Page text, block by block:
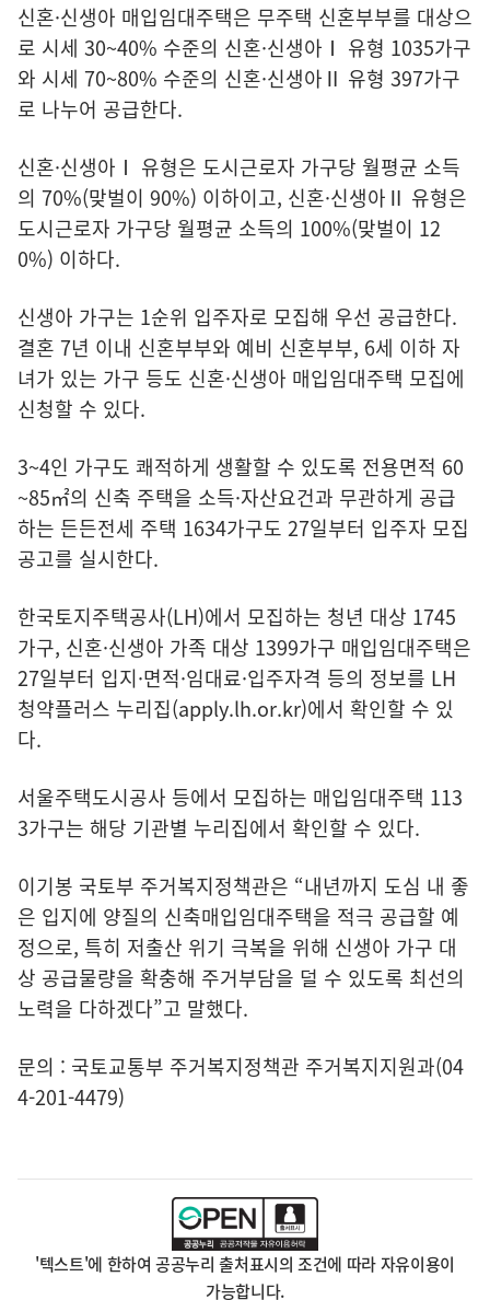
신혼·신생아 매입임대주택은 무주택 신혼부부를 대상으
로 시세 30~40% 수준의 신혼·신생아Ⅰ 유형 1035가구
와 시세 70~80% 수준의 신혼·신생아Ⅱ 유형 397가구
로 나누어 공급한다.
신혼·신생아Ⅰ 유형은 도시근로자 가구당 월평균 소득
의 70%(맞벌이 90%) 이하이고, 신혼·신생아Ⅱ 유형은
도시근로자 가구당 월평균 소득의 100%(맞벌이 12
0%) 이하다.
신생아 가구는 1순위 입주자로 모집해 우선 공급한다.
결혼 7년 이내 신혼부부와 예비 신혼부부, 6세 이하 자
녀가 있는 가구 등도 신혼·신생아 매입임대주택 모집에
신청할 수 있다.
3~4인 가구도 쾌적하게 생활할 수 있도록 전용면적 60
~85㎡의 신축 주택을 소득·자산요건과 무관하게 공급
하는 든든전세 주택 1634가구도 27일부터 입주자 모집
공고를 실시한다.
한국토지주택공사(LH)에서 모집하는 청년 대상 1745
가구, 신혼·신생아 가족 대상 1399가구 매입임대주택은
27일부터 입지·면적·임대료·입주자격 등의 정보를 LH
청약플러스 누리집(apply.lh.or.kr)에서 확인할 수 있
다.
서울주택도시공사 등에서 모집하는 매입임대주택 113
3가구는 해당 기관별 누리집에서 확인할 수 있다.
이기봉 국토부 주거복지정책관은 “내년까지 도심 내 좋
은 입지에 양질의 신축매입임대주택을 적극 공급할 예
정으로, 특히 저출산 위기 극복을 위해 신생아 가구 대
상 공급물량을 확충해 주거부담을 덜 수 있도록 최선의
노력을 다하겠다”고 말했다.
문의 : 국토교통부 주거복지정책관 주거복지지원과(04
4-201-4479)
'텍스트'에 한하여 공공누리 출처표시의 조건에 따라 자유이용이
가능합니다.